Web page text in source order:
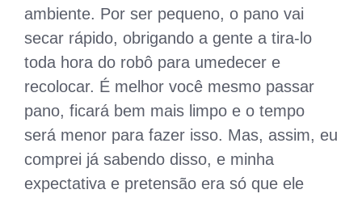
ambiente. Por ser pequeno, o pano vai
secar rápido, obrigando a gente a tira-lo
toda hora do robô para umedecer e
recolocar. É melhor você mesmo passar
pano, ficará bem mais limpo e o tempo
será menor para fazer isso. Mas, assim, eu
comprei já sabendo disso, e minha
expectativa e pretensão era só que ele